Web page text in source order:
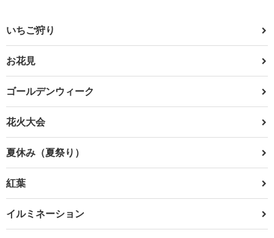
いちご狩り
お花見
ゴールデンウィーク
花火大会
夏休み（夏祭り）
紅葉
イルミネーション